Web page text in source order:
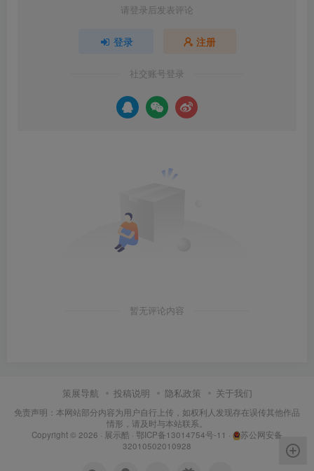
请登录后发表评论
登录 注册
社交账号登录
暂无评论内容
策展导航 投稿说明 隐私政策 关于我们
免责声明：本网站部分内容为用户自行上传，如权利人发现存在误传其他作品
情形，请及时与本站联系。
Copyright © 2026 · 展示酷 · 鄂ICP备13014754号-11 ·
苏公网安备
32010502010928